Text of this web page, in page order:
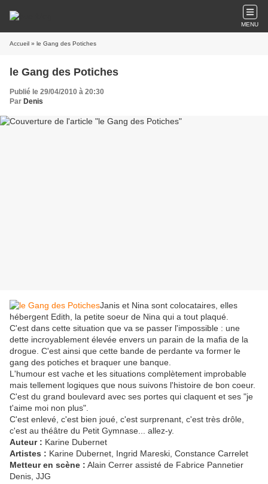
MENU
Accueil » le Gang des Potiches
le Gang des Potiches
Publié le 29/04/2010 à 20:30
Par Denis
Janis et Nina sont colocataires, elles
hébergent Edith, la petite soeur de Nina qui a tout plaqué.
C'est dans cette situation que va se passer l'impossible : une
dette incroyablement élevée envers un parain de la mafia de la
drogue. C'est ainsi que cette bande de perdante va former le
gang des potiches et braquer une banque.
L'humour est vache et les situations complètement improbable
mais tellement logiques que nous suivons l'histoire de bon coeur.
C'est du grand boulevard avec ses portes qui claquent et ses "je
t'aime moi non plus".
C'est enlevé, c'est bien joué, c'est surprenant, c'est très drôle,
c'est au théâtre du Petit Gymnase... allez-y.
Auteur : Karine Dubernet
Artistes : Karine Dubernet, Ingrid Mareski, Constance Carrelet
Metteur en scène : Alain Cerrer assisté de Fabrice Pannetier
Denis, JJG